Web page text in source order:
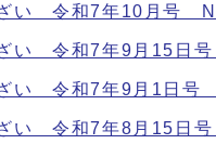
ざい 令和7年10月号
い 令和7年9月15日
い 令和7年9月1日
い 令和7年8月15日